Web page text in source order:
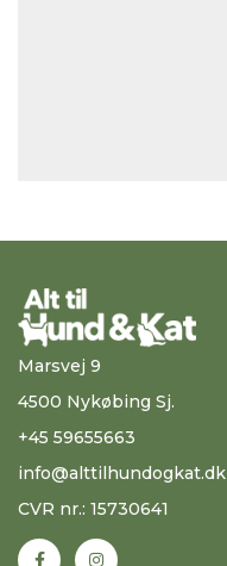
Marsvej 9
4500 Nykøbing Sj.
+45 59655663
info@alttilhundogkat.dk
CVR nr.: 15730641